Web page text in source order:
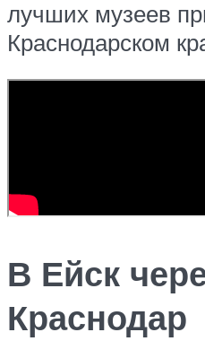
лучших музеев
Краснодарском
В Ейск
Краснодар